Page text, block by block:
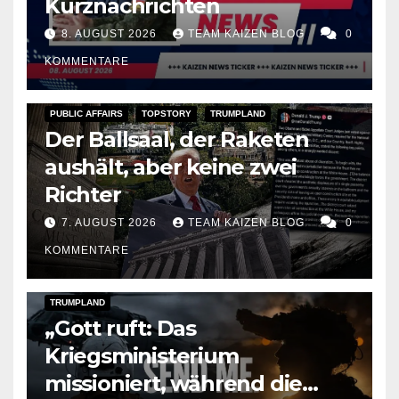
Kurznachrichten
8. AUGUST 2026 TEAM KAIZEN BLOG 0
KOMMENTARE
PUBLIC AFFAIRS TOPSTORY TRUMPLAND
Der Ballsaal, der Raketen
aushält, aber keine zwei
Richter
7. AUGUST 2026 TEAM KAIZEN BLOG 0
KOMMENTARE
KAIZEN FLASHPOINT TOPSTORY
TRUMPLAND
„Gott ruft: Das
Kriegsministerium
missioniert, während die